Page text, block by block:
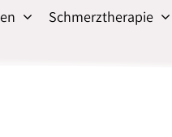
Schmerztherapie